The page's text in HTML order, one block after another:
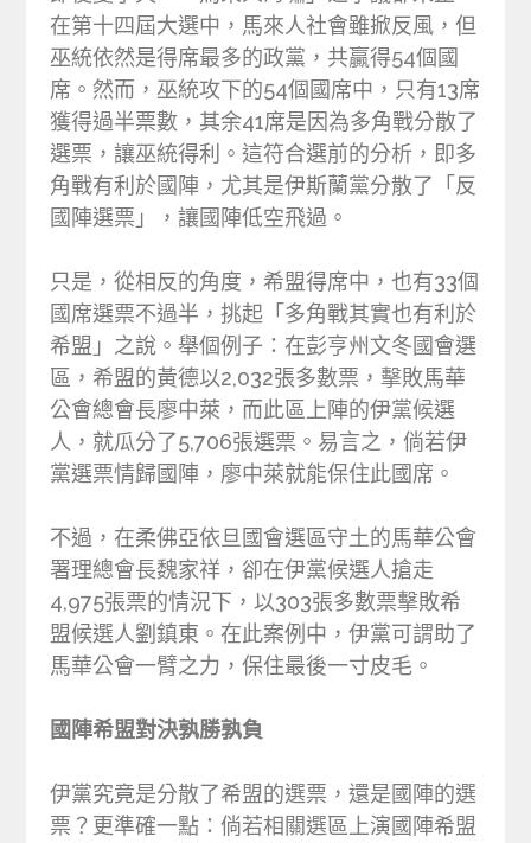
在第十四屆大選中，馬來人社會雖掀反風，但
巫統依然是得席最多的政黨，共贏得54個國
席。然而，巫統攻下的54個國席中，只有13席
獲得過半票數，其余41席是因為多角戰分散了
選票，讓巫統得利。這符合選前的分析，即多
角戰有利於國陣，尤其是伊斯蘭黨分散了「反
國陣選票」，讓國陣低空飛過。
只是，從相反的角度，希盟得席中，也有33個
國席選票不過半，挑起「多角戰其實也有利於
希盟」之說。舉個例子：在彭亨州文冬國會選
區，希盟的黃德以2,032張多數票，擊敗馬華
公會總會長廖中萊，而此區上陣的伊黨候選
人，就瓜分了5,706張選票。易言之，倘若伊
黨選票情歸國陣，廖中萊就能保住此國席。
不過，在柔佛亞依旦國會選區守土的馬華公會
署理總會長魏家祥，卻在伊黨候選人搶走
4,975張票的情況下，以303張多數票擊敗希
盟候選人劉鎮東。在此案例中，伊黨可謂助了
馬華公會一臂之力，保住最後一寸皮毛。
國陣希盟對決孰勝孰負
伊黨究竟是分散了希盟的選票，還是國陣的選
票？更準確一點：倘若相關選區上演國陣希盟